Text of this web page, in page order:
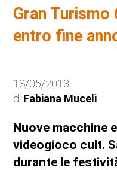
Economia
Tecnologia
Anteprime
Novità
Gran
entro fine
18/05/2013
di Fabiana Muceli
Nuove macchine
videogioco cult.
durante le